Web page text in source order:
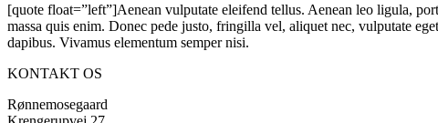
[quote float=”left”]Aenean vulputate eleifend tellus. Aenean leo ligula,
massa quis enim. Donec pede justo, fringilla vel, aliquet nec, vulputate
dapibus. Vivamus elementum semper nisi.
KONTAKT OS
Rønnemosegaard